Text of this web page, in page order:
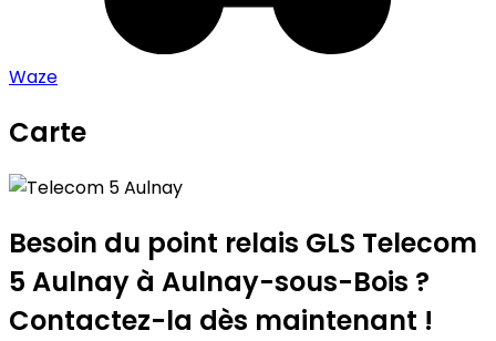
Waze
Carte
+
−
Besoin du point relais GLS Telecom
5 Aulnay à Aulnay-sous-Bois ?
Contactez-la dès maintenant !